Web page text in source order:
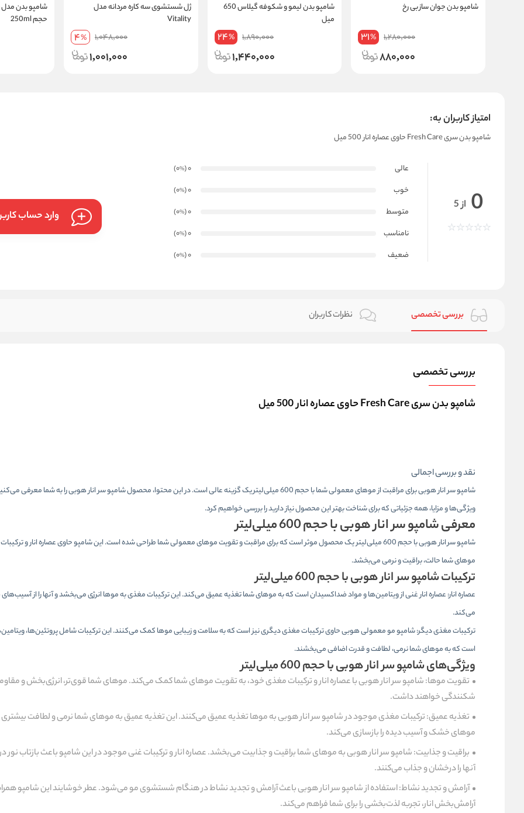
شامپو بدن جوان ساز بی رخ
1,280,000
31%
880,000
شامپو بدن لیمو و شکوفه گیلاس 650
میل
1,890,000
24%
1,440,000
ژل شستشوی سه کاره مردانه مدل
Vitality
1,048,000
4%
1,001,000
حجم 250ml
امتیاز کاربران به:
شامپو بدن سری Fresh Care حاوی عصاره انار 500 میل
0 از 5
عالی 0
(0
%
)
خوب
0
(0
%
)
متوسط
0
(0
%
)
نامناسب
0
(0
%
)
ضعیف
0
(0
%
)
وارد حساب
بررسی تخصصی نظرات کاربران
بررسی تخصصی
شامپو بدن سری Fresh Care حاوی عصاره انار 500 میل
نقد و بررسی اجمالی
شامپو سر انار هوبی برای مراقبت از موهای معمولی شما با حجم 600 میلی‌لیتر یک گزینه عالی است. در این محتوا، محصول شامپو سر انار هوبی را به شما
ویژگی‌ها و مزایا، همه جزئیاتی که برای شناخت بهتر این محصول نیاز دارید را بررسی خواهیم کرد.
معرفی شامپو سر انار هوبی با حجم 600 میلی‌لیتر
شامپو سر
انار هوبی با حجم 600 میلی‌لیتر یک محصول موثر است که برای مراقبت و تقویت موهای معمولی شما طراحی شده است. این شامپو حاوی عصاره انار و
موهای شما حالت، براقیت و نرمی می‌بخشد.
ترکیبات شامپو سر انار هوبی با حجم 600 میلی‌لیتر
عصاره انار: عصاره انار غنی از ویتامین‌ها و مواد ضداکسیدان است که به موهای شما تغذیه عمیق می‌کند. این ترکیبات مغذی به موها انرژی می‌بخشد و آنها را از
می‌کند.
ترکیبات مغذی دیگر:شامپو مو معمولیهوبی حاوی ترکیبات مغذی دیگری نیز است که به سلامت و زیبایی موها کمک می‌کنند. این ترکیبات شامل پروتئین‌ها،
است که به موهای شما نرمی، لطافت و قدرت اضافی می‌بخشند.
ویژگی‌های شامپو سر انار هوبی با حجم 600 میلی‌لیتر
تقویت موها: شامپو سر انار هوبی با عصاره انار و ترکیبات مغذی خود، به تقویت موهای شما کمک می‌کند. موهای شما قوی‌تر، انرژی‌بخش و
شکنندگی خواهند داشت.
تغذیه عمیق: ترکیبات مغذی موجود در شامپو سر انار هوبی به موها تغذیه عمیق می‌کنند. این تغذیه عمیق به موهای شما نرمی و لطافت
موهای خشک و آسیب دیده را بازسازی می‌کند.
براقیت و جذابیت: شامپو سر انار هوبی به موهای شما براقیت و جذابیت می‌بخشد. عصاره انار و ترکیبات غنی موجود در این شامپو باعث بازتاب
آنها را درخشان و جذاب می‌کنند.
آرامش و تجدید نشاط: استفاده از شامپو سر انار هوبی باعث آرامش و تجدید نشاط در هنگام شستشوی مو می‌شود. عطر خوشایند این شامپو
آرامش‌بخش انار، تجربه لذت‌بخشی را برای شما فراهم می‌کند.